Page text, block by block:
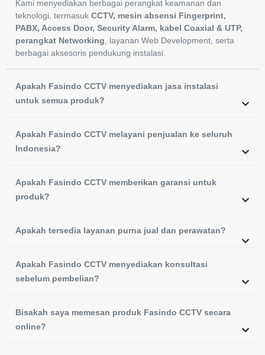
Kami menyediakan berbagai perangkat keamanan dan
teknologi, termasuk CCTV, mesin absensi Fingerprint,
PABX, Access Door, Security Alarm, kabel Coaxial & UTP,
perangkat Networking, layanan Web Development, serta
berbagai aksesoris pendukung instalasi.
Apakah Fasindo CCTV menyediakan jasa instalasi
untuk semua produk?
Apakah Fasindo CCTV melayani penjualan ke seluruh
Indonesia?
Apakah Fasindo CCTV memberikan garansi untuk
produk?
Apakah tersedia layanan purna jual dan perawatan?
Apakah Fasindo CCTV menyediakan konsultasi
sebelum pembelian?
Bisakah saya memesan produk Fasindo CCTV secara
online?